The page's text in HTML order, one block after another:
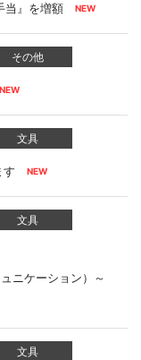
当』を増額
その他
文具
す
文具
ニケーション）～
文具